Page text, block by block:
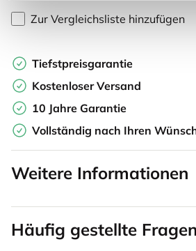
Zur Vergleichsliste hinzufügen
Tiefstpreisgarantie
Kostenloser Versand
10 Jahre Garantie
Vollständig nach Ihren
Weitere Informationen
Häufig gestellte Fragen